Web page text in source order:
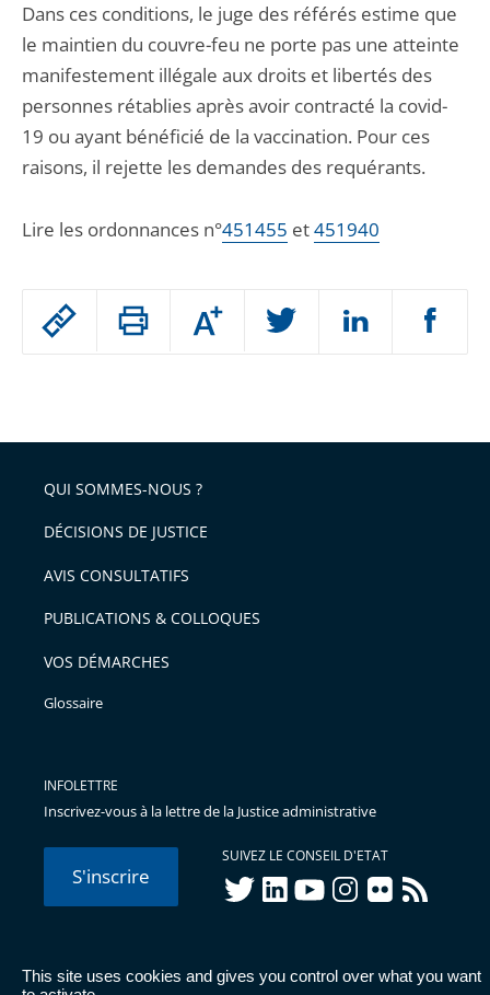
This site uses cookies and gives you control over what you want
Passer
arriver
après
Augmenter
ou
l'article
pour
avant
Dans ces conditions, le juge des référés estime que
le maintien du couvre-feu ne porte pas une atteinte
manifestement illégale aux droits et libertés des
personnes rétablies après avoir contracté la covid-
19 ou ayant bénéficié de la vaccination. Pour ces
raisons, il rejette les demandes des requérants.
Lire les ordonnances n°451455 et451940
QUI SOMMES-NOUS ?
DÉCISIONS DE JUSTICE
AVIS CONSULTATIFS
PUBLICATIONS & COLLOQUES
VOS DÉMARCHES
Glossaire
INFOLETTRE
Inscrivez-vous à la lettre de la Justice administrative
S'inscrire
SUIVEZ LE CONSEIL D'ETAT
twitterlinkedInyoutubeinstagram
flickr rss
© Conseil d'État 2026 - Mentions légales Données